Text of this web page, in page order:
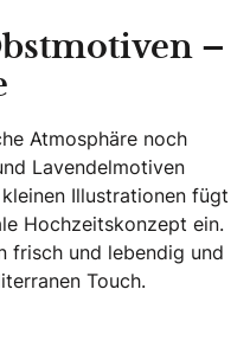
–
Atmosphäre noch
Lavendelmotiven
Illustrationen fügt
Hochzeitskonzept ein.
frisch und lebendig und
Touch.